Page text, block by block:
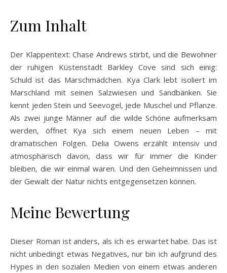
Zum Inhalt
Der Klappentext: Chase Andrews stirbt, und die Bewohner
der ruhigen Küstenstadt Barkley Cove sind sich einig:
Schuld ist das Marschmädchen. Kya Clark lebt isoliert im
Marschland mit seinen Salzwiesen und Sandbänken. Sie
kennt jeden Stein und Seevogel, jede Muschel und Pflanze.
Als zwei junge Männer auf die wilde Schöne aufmerksam
werden, öffnet Kya sich einem neuen Leben – mit
dramatischen Folgen. Delia Owens erzählt intensiv und
atmosphärisch davon, dass wir für immer die Kinder
bleiben, die wir einmal waren. Und den Geheimnissen und
der Gewalt der Natur nichts entgegensetzen können.
Meine Bewertung
Dieser Roman ist anders, als ich es erwartet habe. Das ist
nicht unbedingt etwas Negatives, nur bin ich aufgrund des
Hypes in den sozialen Medien von einem etwas anderen